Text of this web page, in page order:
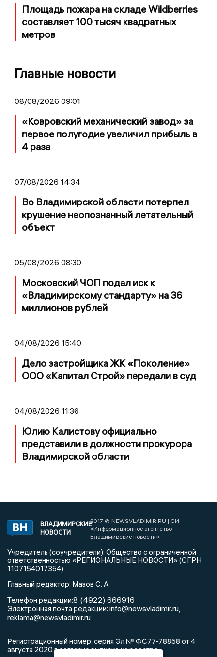
Площадь пожара на складе Wildberries
составляет 100 тысяч квадратных
метров
Главные новости
08/08/2026 09:01
«Ковровский механический завод» за
первое полугодие увеличил прибыль в
4 раза
07/08/2026 14:34
Во Владимирской области потерпел
крушение неопознанный летательный
объект
05/08/2026 08:30
Московский ЧОП подал иск к
«Владимирскому стандарту» на 36
миллионов рублей
04/08/2026 15:40
Дело застройщика ЖК «Поколение»
ООО «Капитал Строй» передали в суд
04/08/2026 11:36
Юлию Калистову официально
представили в должности прокурора
Владимирской области
ВЛАДИМИРСКИЕ
НОВОСТИ
2017 © NEWSVLADIMIR.RU | СИ
«Информационное агентство
Владимирские новости»
Учредитель (соучредители): Общество с ограниченной
ответственностью «РЕГИОНАЛЬНЫЕ НОВОСТИ» (ОГРН
1107154017354)
Главный редактор: Мазов С. А.
Телефон редакции:8 (4922) 666916
Электронная почта редакции: info@newsvladimir.ru,
reklama@newsvladimir.ru
Регистрационный номер: серия Эл № ФС77-78858 от 4
августа 2020 г. согласно выписке из реестра